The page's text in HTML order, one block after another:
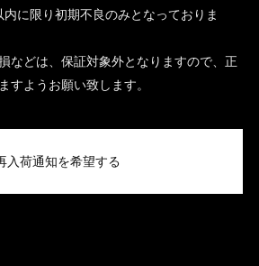
に限り初期不良のみとなっておりま
などは、保証対象外となりますので、正
すようお願い致します。
入荷通知を希望する